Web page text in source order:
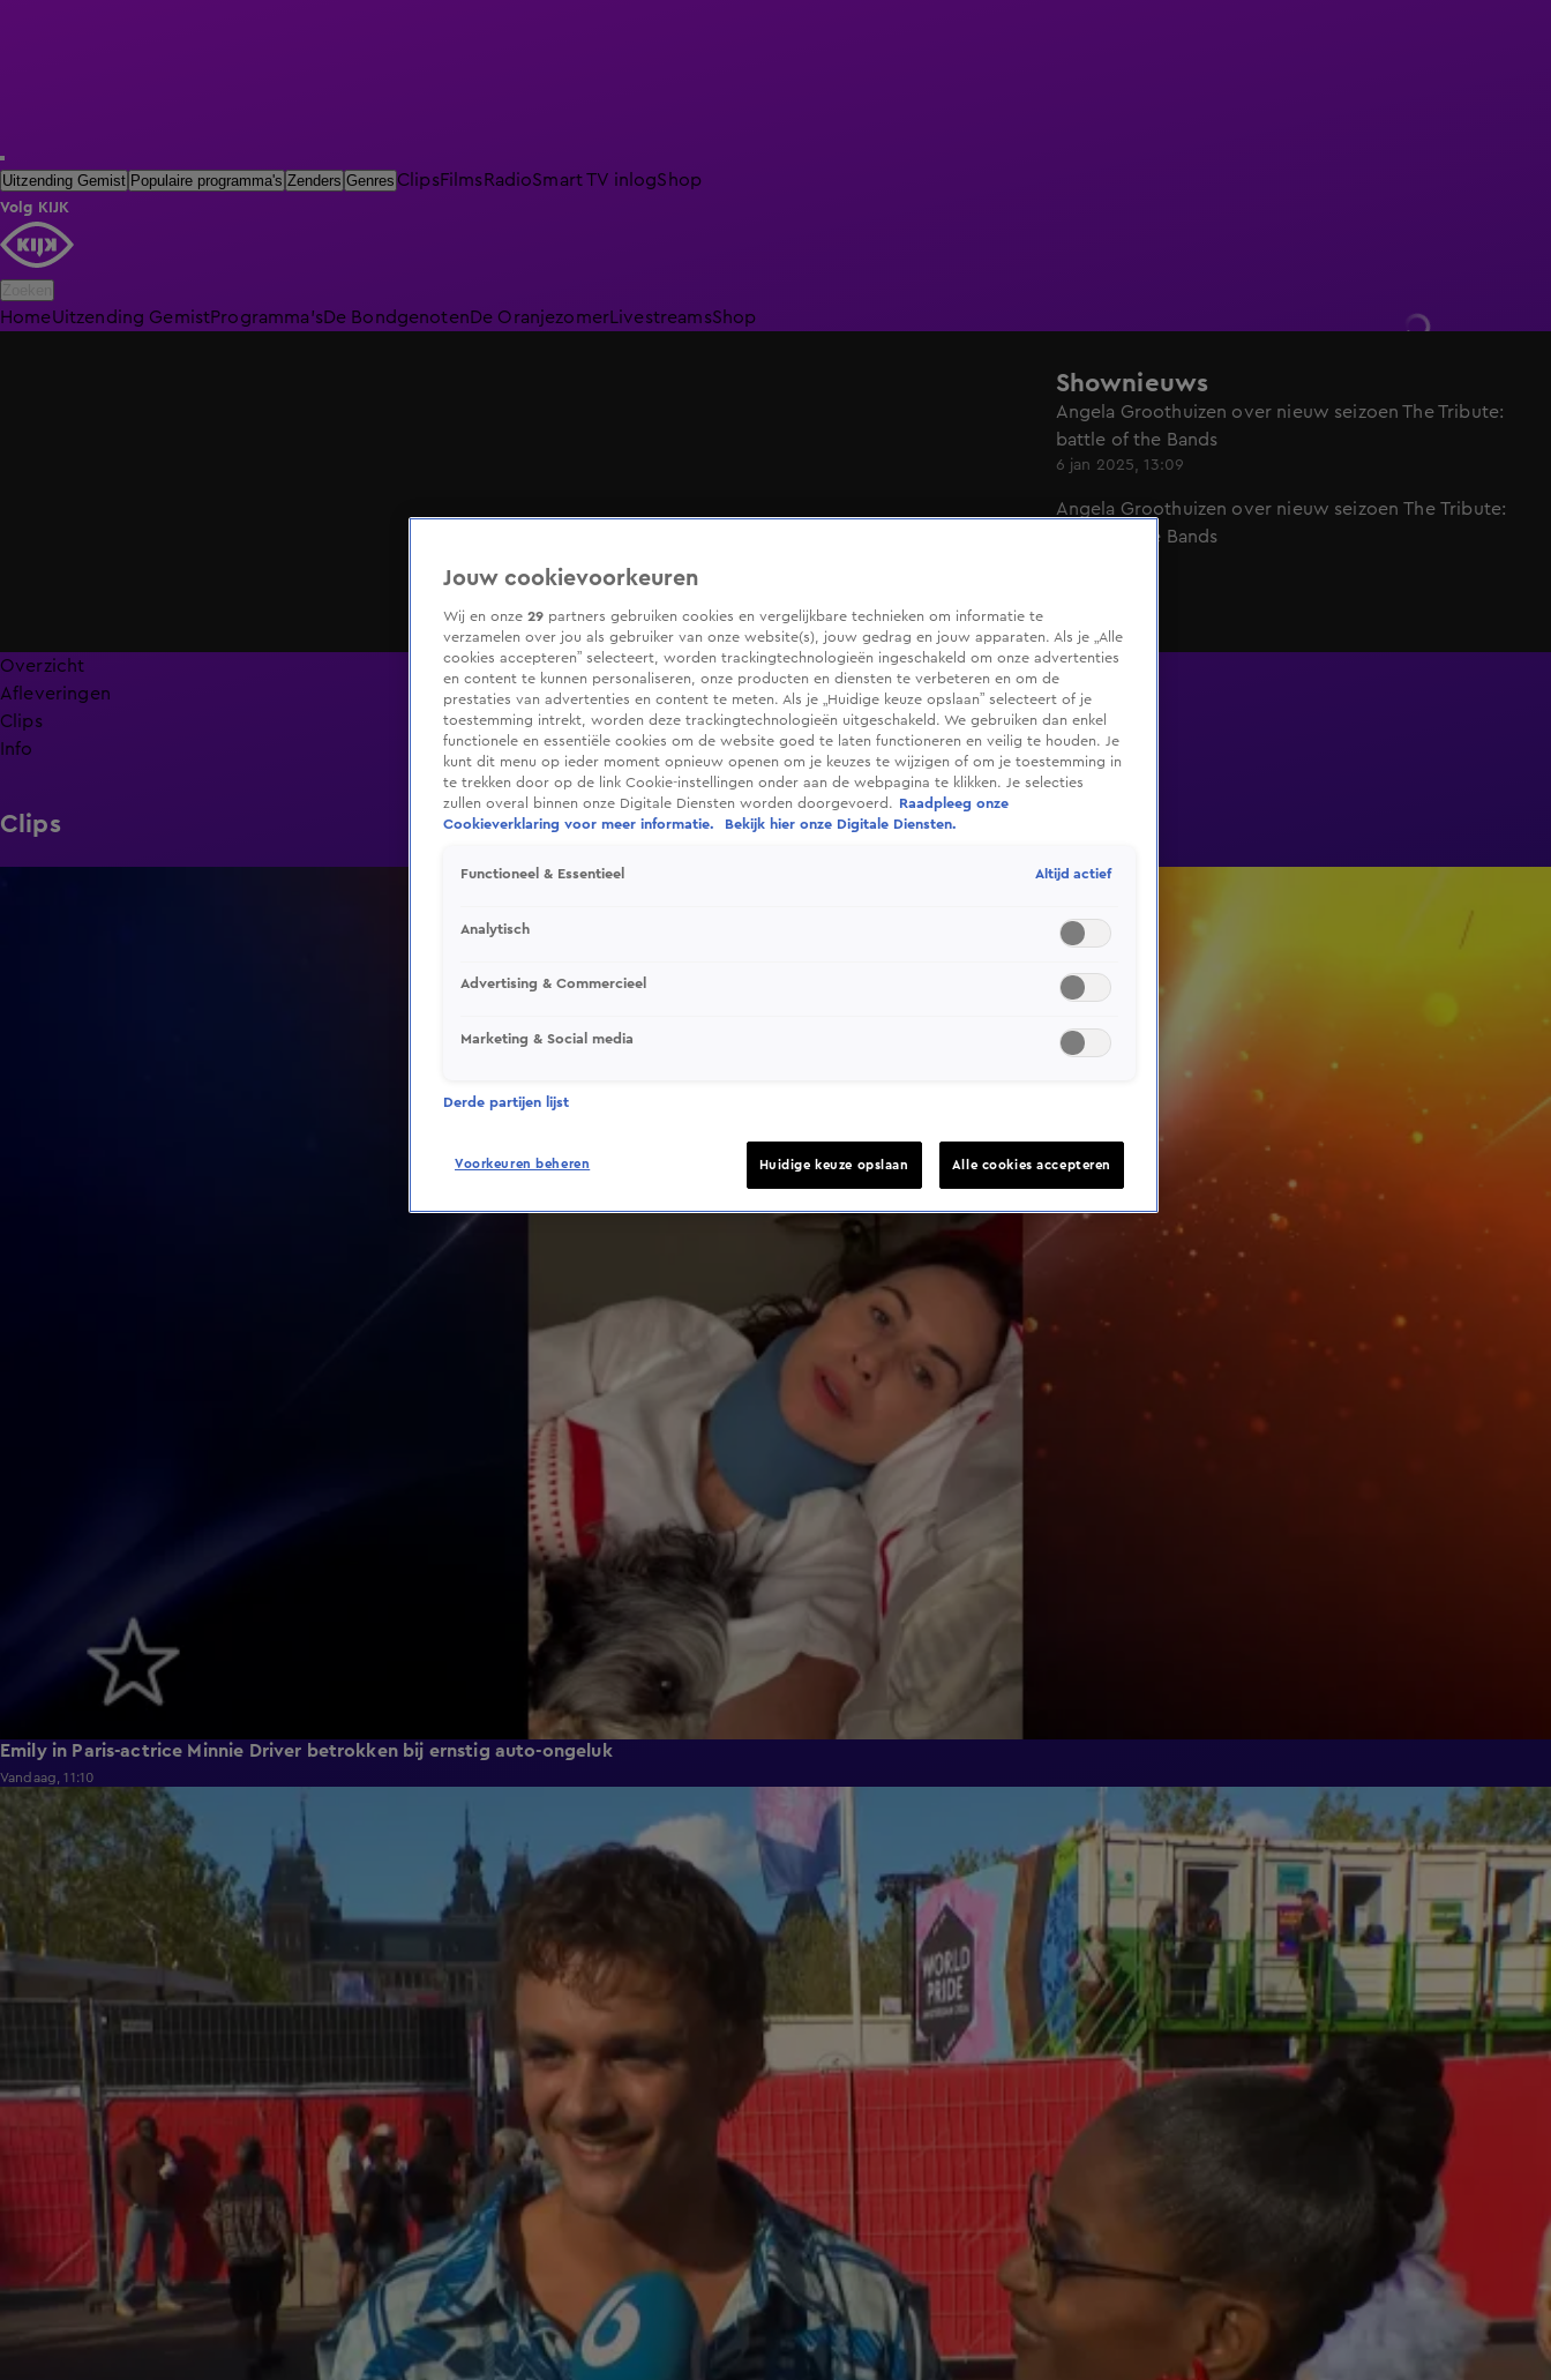
Uitzending Gemist Populaire programma's Zenders Genres ClipsFilmsRadioSmart TV inlogShop
Volg KIJK
HomeUitzending GemistProgramma'sDe BondgenotenDe Oranjezomer LivestreamsShop
Shownieuws
Angela Groothuizen over nieuw seizoen The Tribute:
battle of the Bands
6 jan 2025, 13:09
Angela Groothuizen over nieuw seizoen The Tribute:
Battle of the Bands
Overzicht
Afleveringen
Clips
Info
Clips
Emily in Paris-actrice Minnie Driver betrokken bij ernstig auto-ongeluk
Vandaag, 11:10
Jouw cookievoorkeuren
Wij en onze 29 partners gebruiken cookies en vergelijkbare technieken om informatie te
verzamelen over jou als gebruiker van onze website(s), jouw gedrag en jouw apparaten. Als je „Alle
cookies accepteren” selecteert, worden trackingtechnologieën ingeschakeld om onze advertenties
en content te kunnen personaliseren, onze producten en diensten te verbeteren en om de
prestaties van advertenties en content te meten. Als je „Huidige keuze opslaan” selecteert of je
toestemming intrekt, worden deze trackingtechnologieën uitgeschakeld. We gebruiken dan enkel
functionele en essentiële cookies om de website goed te laten functioneren en veilig te houden. Je
kunt dit menu op ieder moment opnieuw openen om je keuzes te wijzigen of om je toestemming in
te trekken door op de link Cookie-instellingen onder aan de webpagina te klikken. Je selecties
zullen overal binnen onze Digitale Diensten worden doorgevoerd.
Raadpleeg onze
Cookieverklaring voor meer informatie.
Bekijk hier onze Digitale Diensten.
Functioneel & Essentieel Altijd actief
Analytisch
Advertising & Commercieel
Marketing & Social media
Derde partijen lijst
Voorkeuren beheren Huidige keuze opslaan Alle cookies accepteren